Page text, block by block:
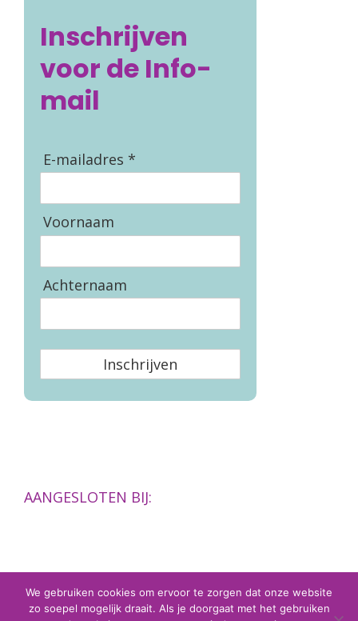
Inschrijven
voor de Info-
mail
E-mailadres *
Voornaam
Achternaam
Inschrijven
AANGESLOTEN BIJ:
We gebruiken cookies om ervoor te zorgen dat onze website
zo soepel mogelijk draait. Als je doorgaat met het gebruiken